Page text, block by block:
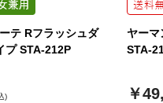
テ Rフラッシュダ
プ STA-212P
)
ヤー
STA-
￥